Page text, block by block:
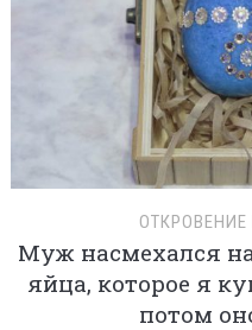
Муж насмехался
яйца, которое я
потом